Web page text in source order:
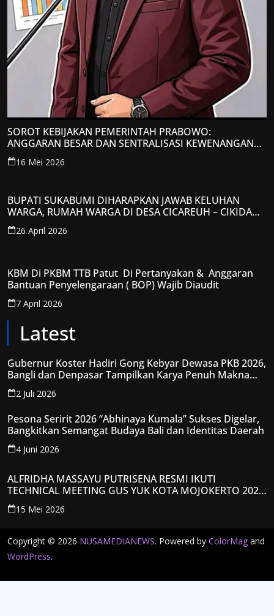
SOROT KEBIJAKAN PEMERINTAH PRABOWO:
ANGGARAN BESAR DAN SENTRALISASI KEWENANGAN
JADI PERHATIAN; LPP-TIPIKOR RI BERIKAN TANGGAPAN
KRITIS
16 Mei 2026
BUPATI SUKABUMI DIHARAPKAN JAWAB KELUHAN
WARGA, RUMAH WARGA DI DESA CICAREUH – CIKIDANG
DIAMBRUKAN
26 April 2026
KBM Di PKBM TTB Patut Di Pertanyakan & Anggaran
Bantuan Penyelengaraan ( BOP) Wajib Diaudit
7 April 2026
Latest
Gubernur Koster Hadiri Gong Kebyar Dewasa PKB 2026,
Bangli dan Denpasar Tampilkan Karya Penuh Makna
Spiritual
2 Juli 2026
Pesona Seririt 2026 “Abhinaya Kumala” Sukses Digelar,
Bangkitkan Semangat Budaya Bali dan Identitas Daerah
4 Juni 2026
ALFRIDHA MASSAYU PUTRISENA RESMI IKUTI
TECHNICAL MEETING GUS YUK KOTA MOJOKERTO 2026,
KANTONGI NOMOR PESERTA Y008
15 Mei 2026
Copyright © 2026 NUSAMEDIANEWS. Powered by ColorMag and
WordPress.